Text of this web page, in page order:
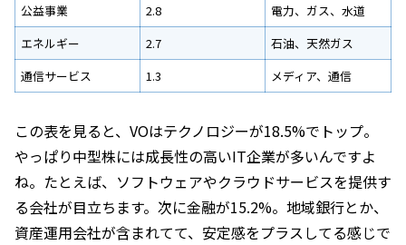
公益事業
2.8
電力、ガス、水道
エネルギー
2.7
石油、天然ガス
通信サービス
1.3 メディア、通信
この表を見ると、VOはテクノロジーが18.5%でトップ。
やっぱり中型株には成長性の高いIT企業が多いんですよ
ね。たとえば、ソフトウェアやクラウドサービスを提供す
る会社が目立ちます。次に金融が15.2%。地域銀行とか、
資産運用会社が含まれてて、安定感をプラスしてる感じで